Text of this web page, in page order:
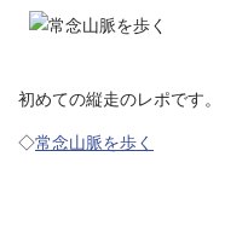
初めての縦走のレポです。
◇常念山脈を歩く